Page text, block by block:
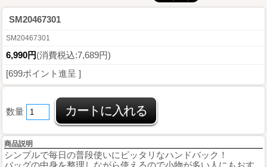
SM20467301
SM20467301
6,990円(消費税込:7,689円)
[699ポイント進呈 ]
数量
商品説明
シンプルで毎日の普段使いにピッタリなハンドバック！